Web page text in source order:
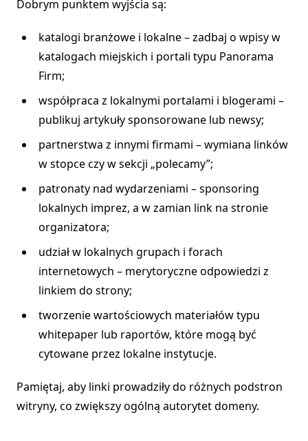
Dobrym punktem wyjścia są:
katalogi branżowe i lokalne – zadbaj o wpisy w
katalogach miejskich i portali typu Panorama
Firm;
współpraca z lokalnymi portalami i blogerami –
publikuj artykuły sponsorowane lub newsy;
partnerstwa z innymi firmami – wymiana linków
w stopce czy w sekcji „polecamy”;
patronaty nad wydarzeniami – sponsoring
lokalnych imprez, a w zamian link na stronie
organizatora;
udział w lokalnych grupach i forach
internetowych – merytoryczne odpowiedzi z
linkiem do strony;
tworzenie wartościowych materiałów typu
whitepaper lub raportów, które mogą być
cytowane przez lokalne instytucje.
Pamiętaj, aby linki prowadziły do różnych podstron
witryny, co zwiększy ogólną autorytet domeny.